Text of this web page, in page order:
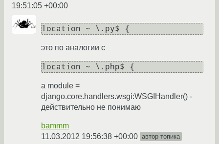
19:51:05 +00:00
location ~ \.py$ {
это по аналогии с
location ~ \.php$ {
а module =
django.core.handlers.wsgi:WSGIHandler() -
действительно не понимаю
bammm
11.03.2012 19:56:38 +00:00 автор топика